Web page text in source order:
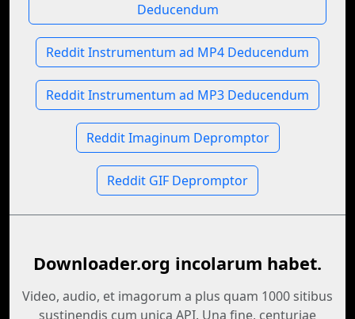
Deducendum
Reddit Instrumentum ad MP4 Deducendum
Reddit Instrumentum ad MP3 Deducendum
Reddit Imaginum Depromptor
Reddit GIF Depromptor
Downloader.org incolarum habet.
Video, audio, et imagorum a plus quam 1000 sitibus
sustinendis cum unica API. Una fine, centuriae